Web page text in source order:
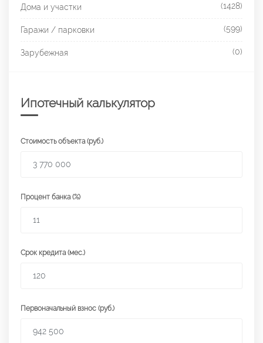
Дома и участки (1428)
Гаражи / парковки (599)
Зарубежная (0)
Ипотечный калькулятор
Стоимость объекта (руб.)
Процент банка (%)
Срок кредита (мес.)
Первоначальный взнос (руб.)